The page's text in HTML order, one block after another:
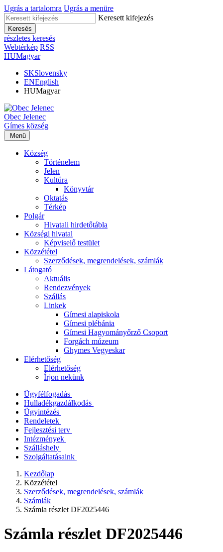
Ugrás a tartalomra Ugrás a menüre
Keresett kifejezés
Keresés
részletes keresés
Webtérkép RSS
HUMagyar
SKSlovensky
ENEnglish
HUMagyar
Obec Jelenec
Gímes község
Menü
Község
Történelem
Jelen
Kultúra
Könyvtár
Oktatás
Térkép
Polgár
Hivatali hirdetőtábla
Községi hivatal
Képviselő testület
Közzététel
Szerződések, megrendelések, számlák
Látogató
Aktuális
Rendezvények
Szállás
Linkek
Gímesi alapiskola
Gímesi plébánia
Gímesi Hagyományőrző Csoport
Forgách múzeum
Ghymes Vegyeskar
Elérhetőség
Elérhetőség
Írjon nekünk
Ügyfélfogadás
Hulladékgazdálkodás
Ügyintézés
Rendeletek
Fejlesztési terv
Intézmények
Szálláshely
Szolgáltatásaink
Kezdőlap
Közzététel
Szerződések, megrendelések, számlák
Számlák
Számla részlet DF2025446
Számla részlet DF2025446